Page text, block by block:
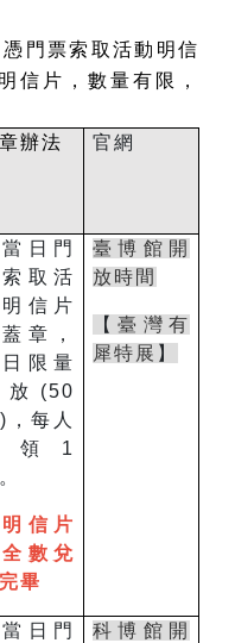
門票索取活動明信
信片，數量有限，
辦法 官網
日門
取活
信片
章，
限量
放(50
，每人
領 1
信片
數兌
畢
臺博館開
放時間
【臺灣有
犀特展 】
日門
科博館開